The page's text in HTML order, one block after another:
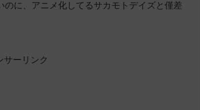
に、アニメ化してるサカモトデイズと僅差
サーリンク